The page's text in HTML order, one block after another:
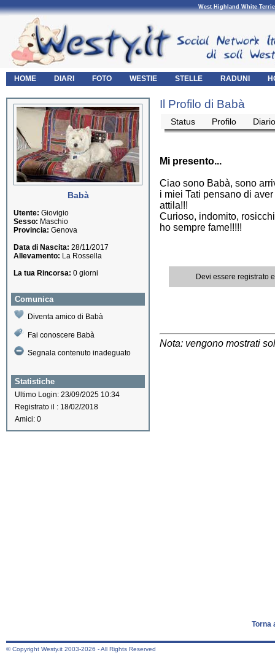
West Highland White
HOME DIARI FOTO WESTIE STELLE RADUNI
Babà
Utente: Giovigio
Sesso: Maschio
Provincia: Genova
Data di Nascita: 28/11/2017
Allevamento: La Rossella
La tua Rincorsa: 0 giorni
Comunica
Diventa amico di Babà
Fai conoscere Babà
Segnala contenuto inadeguato
Statistiche
Ultimo Login: 23/09/2025 10:34
Registrato il : 18/02/2018
Amici: 0
Il Profilo di Babà
Status Profilo Diario
Mi presento...
Ciao sono Babà, sono
i miei Tati pensano di
attila!!!
Curioso, indomito,
ho sempre fame!!!!!
Devi essere registrato
Nota: vengono mostrati
Torna
© Copyright Westy.it 2003-2026 - All Rights Reserved